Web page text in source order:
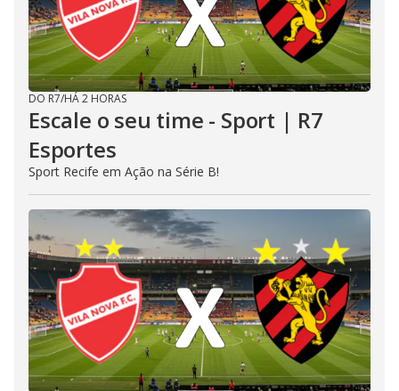
DO R7/HÁ 2 HORAS
Escale o seu time - Sport | R7
Esportes
Sport Recife em Ação na Série B!